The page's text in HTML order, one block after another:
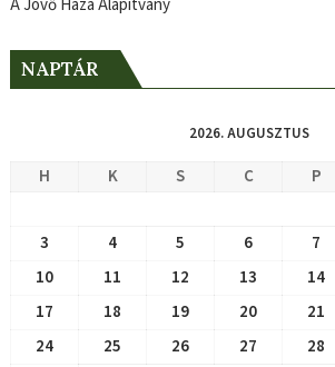
A Jövő Háza Alapítvány
NAPTÁR
2026. AUGUSZTUS
H K S C P
3
4 5 6 7
10
11 12 13 14
17
18 19 20 21
24
25 26 27 28